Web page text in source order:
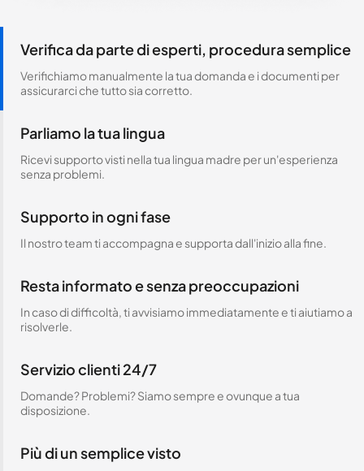
Verifica da parte di esperti, procedura semplice
Verifichiamo manualmente la tua domanda e i documenti per
assicurarci che tutto sia corretto.
Parliamo la tua lingua
Ricevi supporto visti nella tua lingua madre per un'esperienza
senza problemi.
Supporto in ogni fase
Il nostro team ti accompagna e supporta dall'inizio alla fine.
Resta informato e senza preoccupazioni
In caso di difficoltà, ti avvisiamo immediatamente e ti aiutiamo a
risolverle.
Servizio clienti 24/7
Domande? Problemi? Siamo sempre e ovunque a tua
disposizione.
Più di un semplice visto